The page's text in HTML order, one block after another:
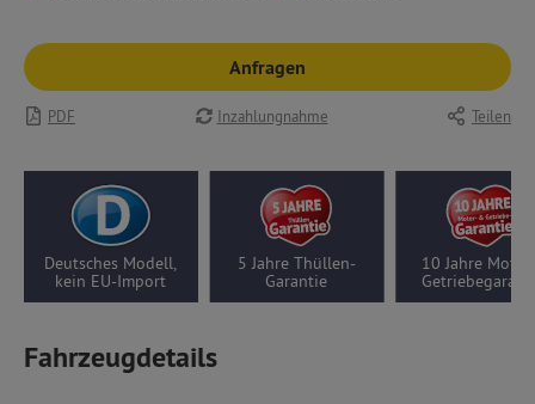
Anfragen
PDF Inzahlungnahme Teilen
Deutsches Modell,
kein EU-Import
5 Jahre Thüllen-
Garantie
10 Jahre
Fahrzeugdetails